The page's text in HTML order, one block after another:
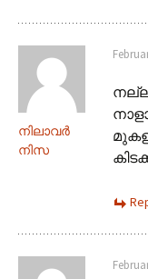
നിലാവര്‍
നിസ